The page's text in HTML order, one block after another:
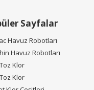
Sayfalar
Havuz Robotları
Havuz Robotları
Klor
Klor